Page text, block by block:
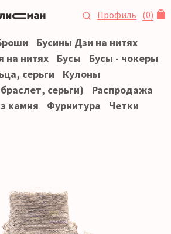
Профиль (0)
Бусины Дзи на нитях
на нитях
Бусы
Бусы - чокеры
серьги
Кулоны
серьги)
Распродажа
камня
Фурнитура Четки